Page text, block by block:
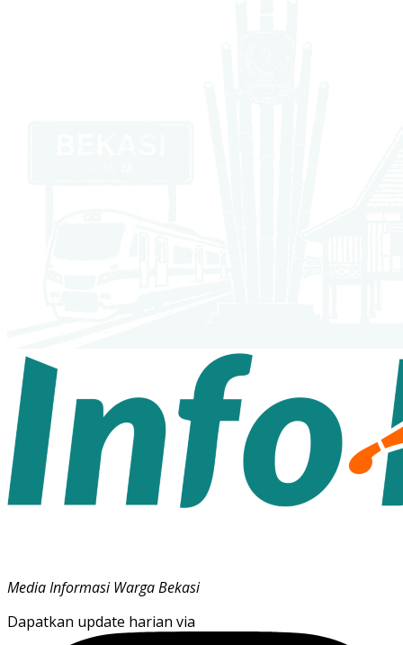
Media Informasi Warga Bekasi
Dapatkan update harian via